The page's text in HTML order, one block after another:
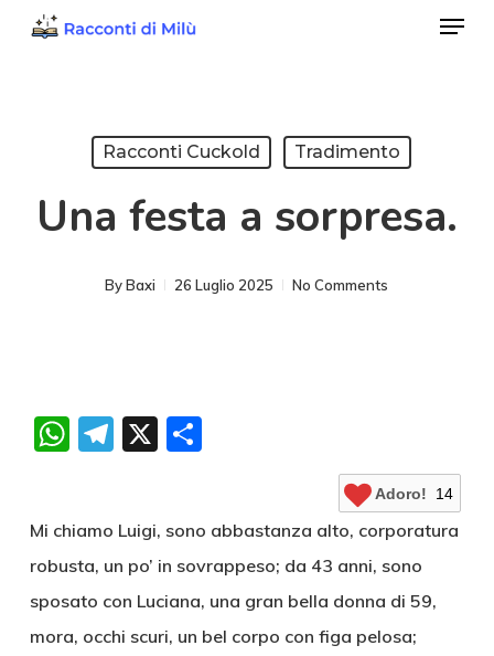
Menu
Racconti Cuckold Tradimento
Una festa a sorpresa.
By Baxi 26 Luglio 2025 No Comments
WhatsApp
Telegram
X Condividi
Adoro! 14
Mi chiamo Luigi, sono abbastanza alto, corporatura
robusta, un po’ in sovrappeso; da 43 anni, sono
sposato con Luciana, una gran bella donna di 59,
mora, occhi scuri, un bel corpo con figa pelosa;